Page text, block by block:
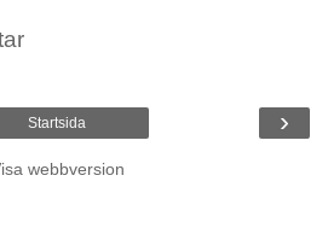
›
Startsida
webbversion